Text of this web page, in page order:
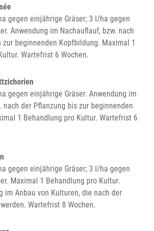
gegen einjährige Gräser; 3 l/ha gegen
Anwendung im Nachauflauf, bzw. nach
zur beginnenden Kopfbildung. Maximal 1
Wartefrist 6 Wochen.
gegen einjährige Gräser. Anwendung im
nach der Pflanzung bis zur beginnenden
1 Behandlung pro Kultur. Wartefrist 6
gegen einjährige Gräser; 3 l/ha gegen
Maximal 1 Behandlung pro Kultur.
im Anbau von Kulturen, die nach der
Wartefrist 8 Wochen.